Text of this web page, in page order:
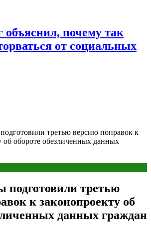
объяснил, почему так
от социальных
третью версию поправок к
об обороте обезличенных данных
третью
к законопроекту об
данных граждан